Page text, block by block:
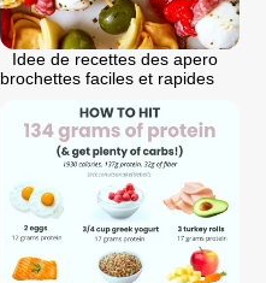
Idee de recettes des apero
brochettes faciles et rapides